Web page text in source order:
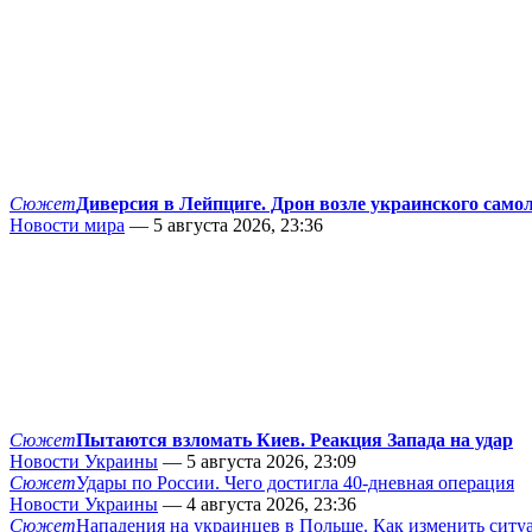
СюжетДиверсия в Лейпциге. Дрон возле украинского
Новости мира — 5 августа 2026, 23:36
СюжетПытаются взломать Киев. Реакция Запада на удар
Новости Украины — 5 августа 2026, 23:09
СюжетУдары по России. Чего достигла 40-дневная операция
Новости Украины — 4 августа 2026, 23:36
СюжетНападения на украинцев в Польше. Как изменить